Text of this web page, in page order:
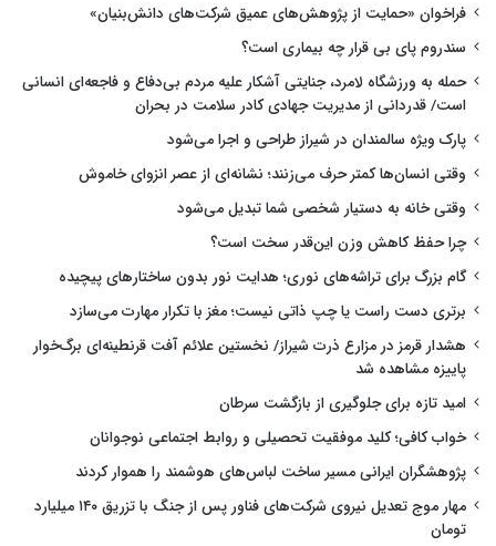
فراخوان «حمایت از پژوهش‌های عمیق شرکت‌های دانش‌بنیان»
سندروم پای بی قرار چه بیماری است؟
حمله به ورزشگاه لامرد، جنایتی آشکار علیه مردم بی‌دفاع و فاجعه‌ای انسانی
است/ قدردانی از مدیریت جهادی کادر سلامت در بحران
پارک ویژه سالمندان در شیراز طراحی و اجرا می‌شود
وقتی انسان‌ها کمتر حرف می‌زنند؛ نشانه‌ای از عصر انزوای خاموش
وقتی خانه به دستیار شخصی شما تبدیل می‌شود
چرا حفظ کاهش وزن این‌قدر سخت است؟
گام بزرگ برای تراشه‌های نوری؛ هدایت نور بدون ساختارهای پیچیده
برتری دست راست یا چپ ذاتی نیست؛ مغز با تکرار مهارت می‌سازد
هشدار قرمز در مزارع ذرت شیراز/ نخستین علائم آفت قرنطینه‌ای برگ‌خوار
پاییزه مشاهده شد
امید تازه برای جلوگیری از بازگشت سرطان
خواب کافی؛ کلید موفقیت تحصیلی و روابط اجتماعی نوجوانان
پژوهشگران ایرانی مسیر ساخت لباس‌های هوشمند را هموار کردند
مهار موج تعدیل نیروی شرکت‌های فناور پس از جنگ با تزریق ۱۴۰ میلیارد
تومان